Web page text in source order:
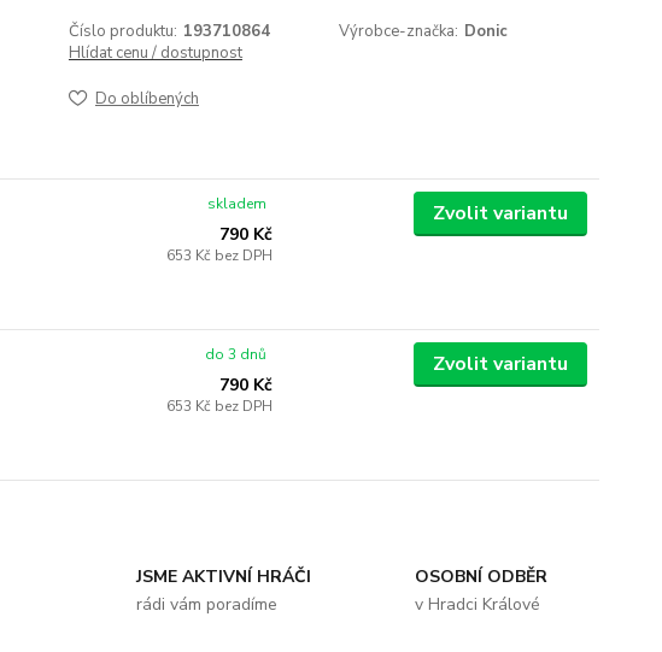
Číslo produktu: 193710864 Výrobce-značka: Donic
Hlídat cenu / dostupnost
Do oblíbených
790 Kč
653 Kč bez DPH
skladem Zvolit variantu
790 Kč
653 Kč bez DPH
do 3 dnů Zvolit variantu
JSME AKTIVNÍ HRÁČI
rádi vám poradíme
OSOBNÍ ODBĚR
v Hradci Králové